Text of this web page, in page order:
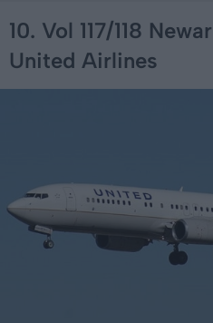
10. Vol 117/118
United Airlines